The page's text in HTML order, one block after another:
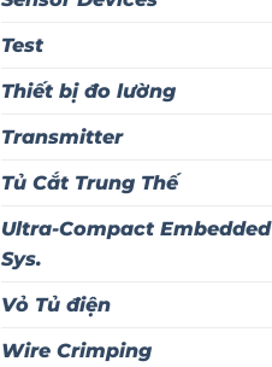
Test
Thiết bị đo lường
Transmitter
Tủ Cắt Trung Thế
Ultra-Compact Embedded
Sys.
Vỏ Tủ điện
Wire Crimping